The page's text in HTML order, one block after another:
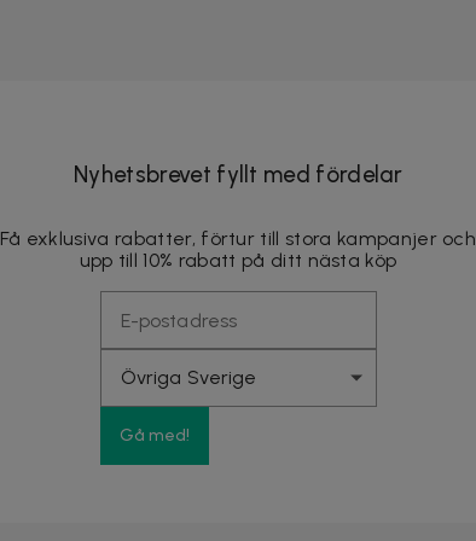
Nyhetsbrevet fyllt med fördelar
Få exklusiva rabatter, förtur till stora kampanjer och
upp till 10% rabatt på ditt nästa köp
Gå med!